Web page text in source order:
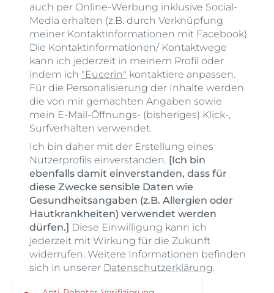
auch per Online-Werbung inklusive Social-
Media erhalten (z.B. durch Verknüpfung
meiner Kontaktinformationen mit Facebook).
Die Kontaktinformationen/ Kontaktwege
kann ich jederzeit in meinem Profil oder
indem ich "Eucerin" kontaktiere anpassen.
Für die Personalisierung der Inhalte werden
die von mir gemachten Angaben sowie
mein E-Mail-Öffnungs- (bisheriges) Klick-,
Surfverhalten verwendet.
Ich bin daher mit der Erstellung eines
Nutzerprofils einverstanden. [Ich bin
ebenfalls damit einverstanden, dass für
diese Zwecke sensible Daten wie
Gesundheitsangaben (z.B. Allergien oder
Hautkrankheiten) verwendet werden
dürfen.] Diese Einwilligung kann ich
jederzeit mit Wirkung für die Zukunft
widerrufen. Weitere Informationen befinden
sich in unserer Datenschutzerklärung.